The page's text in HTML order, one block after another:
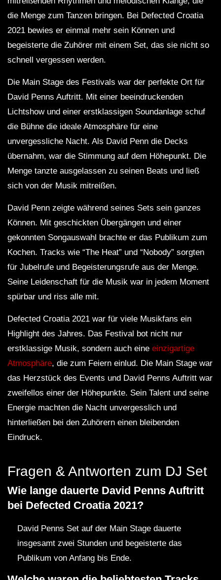
die Menge zum Tanzen bringen. Bei Defected Croatia
2021 bewies er einmal mehr sein Können und
begeisterte die Zuhörer mit einem Set, das sie nicht so
schnell vergessen werden.
Die Main Stage des Festivals war der perfekte Ort für
David Penns Auftritt. Mit einer beeindruckenden
Lichtshow und einer erstklassigen Soundanlage schuf
die Bühne die ideale Atmosphäre für eine
unvergessliche Nacht. Als David Penn die Decks
übernahm, war die Stimmung auf dem Höhepunkt. Die
Menge tanzte ausgelassen zu seinen Beats und ließ
sich von der Musik mitreißen.
David Penn zeigte während seines Sets sein ganzes
Können. Mit geschickten Übergängen und einer
gekonnten Songauswahl brachte er das Publikum zum
Kochen. Tracks wie “The Heat” und “Nobody” sorgten
für Jubelrufe und Begeisterungsrufe aus der Menge.
Seine Leidenschaft für die Musik war in jedem Moment
spürbar und riss alle mit.
Defected Croatia 2021 war für viele Musikfans ein
Highlight des Jahres. Das Festival bot nicht nur
erstklassige Musik, sondern auch eine einzigartige
Atmosphäre, die zum Feiern einlud. Die Main Stage war
das Herzstück des Events und David Penns Auftritt war
zweifellos einer der Höhepunkte. Sein Talent und seine
Energie machten die Nacht unvergesslich und
hinterließen bei den Zuhörern einen bleibenden
Eindruck.
Fragen & Antworten zum DJ Set
Wie lange dauerte David Penns Auftritt
bei Defected Croatia 2021?
David Penns Set auf der Main Stage dauerte
insgesamt zwei Stunden und begeisterte das
Publikum von Anfang bis Ende.